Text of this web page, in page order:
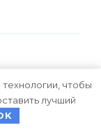
технологии, чтобы
лучший